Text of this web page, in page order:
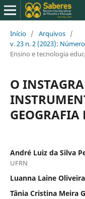
Início / Arquivos /
v. 23 n. 2 (2023):
Ensino e tecnologia
O
GEOGRAFIA
André Luiz da Silva
UFRN
Luanna Laine
Tânia Cristina Meira